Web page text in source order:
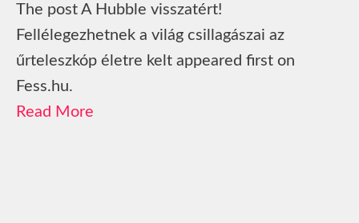
The post A Hubble visszatért!
Fellélegezhetnek a világ csillagászai az
űrteleszkóp életre kelt appeared first on
Fess.hu.
Read More